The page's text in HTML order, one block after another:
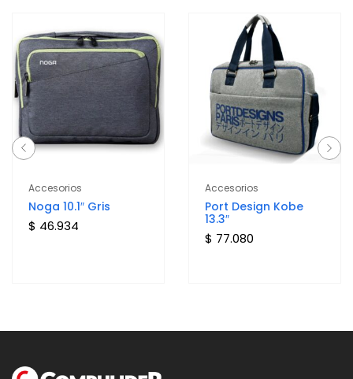
Accesorios
Noga 10.1″ Gris
$ 46.934
Accesorios
Port Design Kobe
13.3″
$ 77.080